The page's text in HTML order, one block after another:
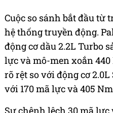
Cuộc so sánh bắt đầu từ
hệ thống truyền động.
động cơ dầu 2.2L Turbo
lực và mô-men xoắn
rõ rệt so với động cơ
với 170 mã lực và 405
Sự chênh lệch 30 mã